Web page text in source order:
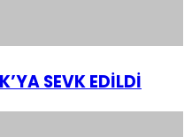
SEVK EDİLDİ